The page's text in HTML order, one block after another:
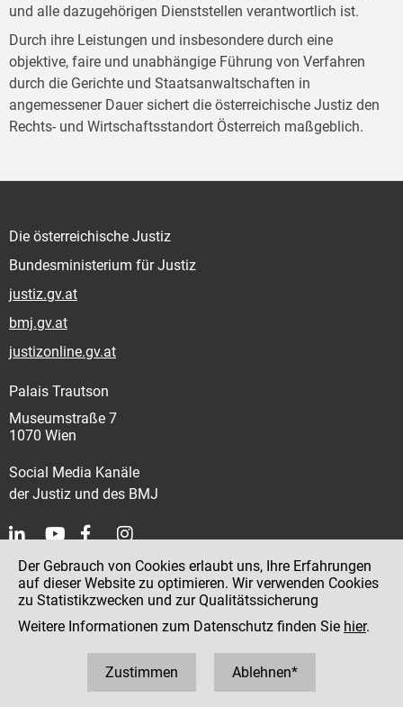
und alle dazugehörigen Dienststellen verantwortlich ist.
Durch ihre Leistungen und insbesondere durch eine
objektive, faire und unabhängige Führung von Verfahren
durch die Gerichte und Staatsanwaltschaften in
angemessener Dauer sichert die österreichische Justiz den
Rechts- und Wirtschaftsstandort Österreich maßgeblich.
Die österreichische Justiz
Bundesministerium für Justiz
justiz.gv.at
bmj.gv.at
justizonline.gv.at
Palais Trautson
Museumstraße 7
1070 Wien
Social Media Kanäle
der Justiz und des BMJ
Kontakt
Impressum
Datenschutz
Hinweisgeber:innenplattform (für Mitarbeiter:innen)
Der Gebrauch von Cookies erlaubt uns, Ihre Erfahrungen
auf dieser Website zu optimieren. Wir verwenden Cookies
zu Statistikzwecken und zur Qualitätssicherung
Weitere Informationen zum Datenschutz finden Sie hier.
Zustimmen Ablehnen*